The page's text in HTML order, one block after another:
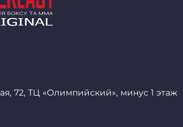
72, ТЦ «Олимпийский», минус 1 этаж